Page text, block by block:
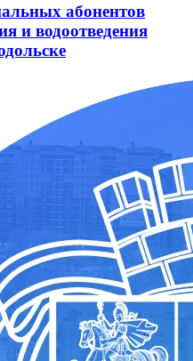
абонентов
и водоотведения